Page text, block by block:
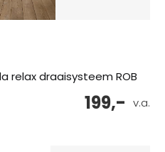
relax draaisysteem ROB
v.a.
199,-